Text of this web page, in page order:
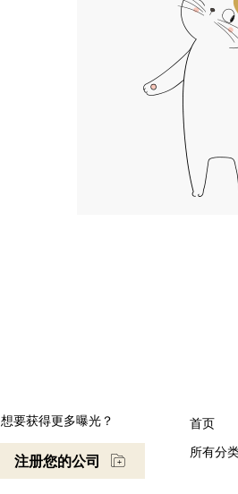
想要获得更多曝光？
注册您的公司
首页
所有分